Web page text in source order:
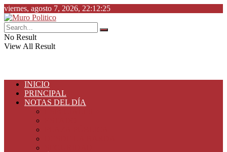
viernes, agosto 7, 2026, 22:12:25
No Result
View All Result
INICIO
PRINCIPAL
NOTAS DEL DÍA